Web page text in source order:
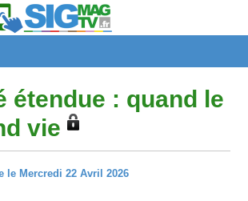
étendue : quand le
vie
le Mercredi 22 Avril 2026